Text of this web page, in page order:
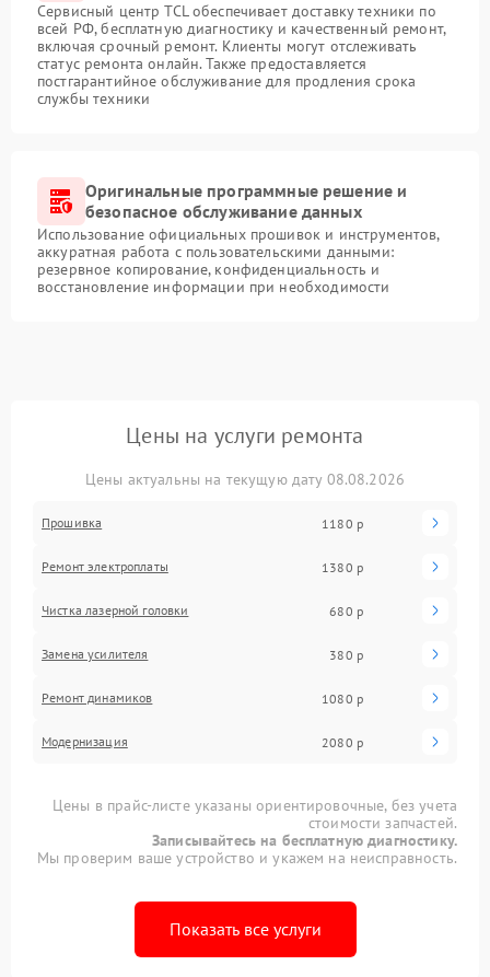
Сервисный центр TCL обеспечивает доставку техники по
всей РФ, бесплатную диагностику и качественный ремонт,
включая срочный ремонт. Клиенты могут отслеживать
статус ремонта онлайн. Также предоставляется
постгарантийное обслуживание для продления срока
службы техники
Оригинальные программные решение и
безопасное обслуживание данных
Использование официальных прошивок и инструментов,
аккуратная работа с пользовательскими данными:
резервное копирование, конфиденциальность и
восстановление информации при необходимости
Цены на услуги ремонта
Цены актуальны на текущую дату 08.08.2026
Прошивка 1180 р
Ремонт электроплаты 1380 р
Чистка лазерной головки 680 р
Замена усилителя 380 р
Ремонт динамиков 1080 р
Модернизация 2080 р
Цены в прайс-листе указаны ориентировочные, без учета
стоимости запчастей.
Записывайтесь на бесплатную диагностику.
Мы проверим ваше устройство и укажем на неисправность.
Показать все услуги